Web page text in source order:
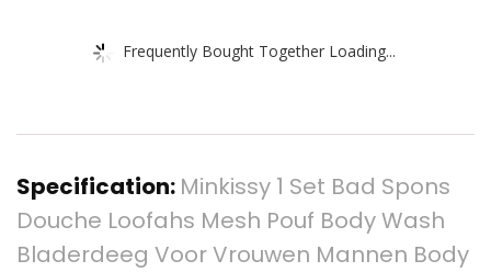
Frequently Bought Together Loading...
Specification: Minkissy 1 Set Bad Spons
Douche Loofahs Mesh Pouf Body Wash
Bladerdeeg Voor Vrouwen Mannen Body